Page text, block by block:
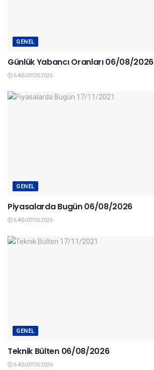
GENEL
Günlük Yabancı Oranları 06/08/2026
6 AĞUSTOS 2026
GENEL
Piyasalarda Bugün 06/08/2026
6 AĞUSTOS 2026
GENEL
Teknik Bülten 06/08/2026
6 AĞUSTOS 2026